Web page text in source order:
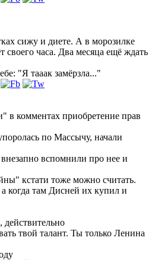
сижу и диете. А в морозилке
своего часа. Два месяца ещё ждать
"Я тааак замёрзла..."
в комментах приобретение прав
по Массычу, начали
вспомнили про нее и
кстати тоже можно считать.
когда там Дисней их купил и
действительно
твой талант. Ты только Ленина